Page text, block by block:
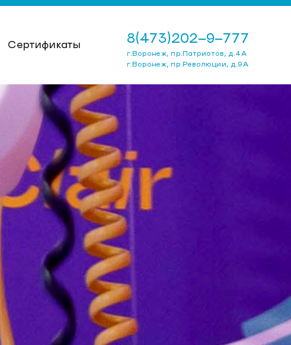
Сертификаты 8(473)202-9-777
г.Воронеж, пр.Патриотов, д.4А
г.Воронеж, пр.Революции, д.9А